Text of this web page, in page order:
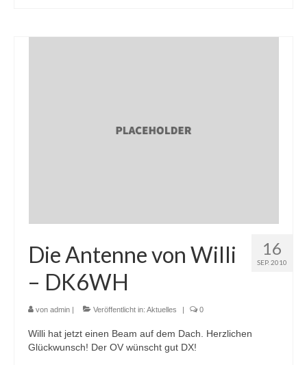
16
SEP. 2010
Die Antenne von Willi
– DK6WH
von admin Veröffentlicht in: Aktuelles 0
Willi hat jetzt einen Beam auf dem Dach. Herzlichen
Glückwunsch! Der OV wünscht gut DX!